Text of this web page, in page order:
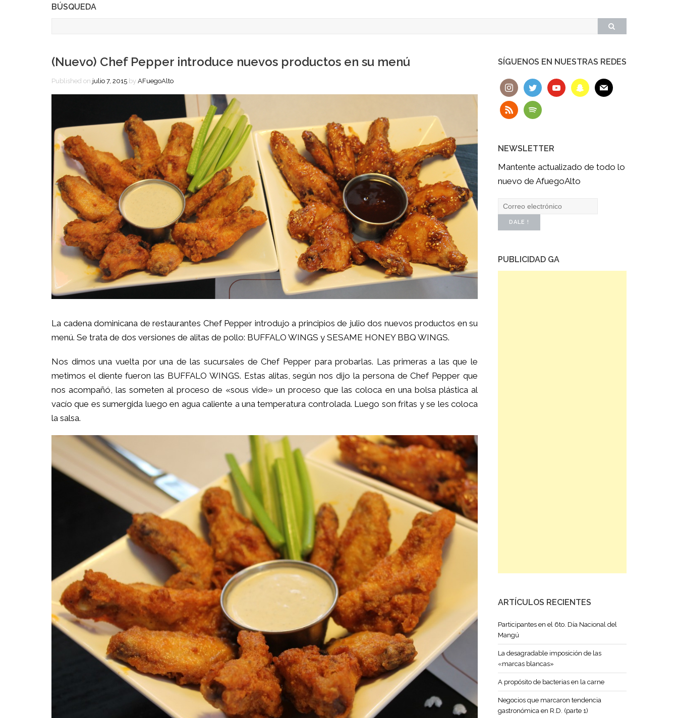
BÚSQUEDA
(Nuevo) Chef Pepper introduce nuevos productos en su menú
Published on julio 7, 2015 by AFuegoAlto
La cadena dominicana de restaurantes Chef Pepper introdujo a principios de julio dos nuevos productos en su
menú. Se trata de dos versiones de alitas de pollo: BUFFALO WINGS y SESAME HONEY BBQ WINGS.
Nos dimos una vuelta por una de las sucursales de Chef Pepper para probarlas. Las primeras a las que le
metimos el diente fueron las BUFFALO WINGS. Estas alitas, según nos dijo la persona de Chef Pepper que
nos acompañó, las someten al proceso de «sous vide» un proceso que las coloca en una bolsa plástica al
vacío que es sumergida luego en agua caliente a una temperatura controlada. Luego son fritas y se les coloca
la salsa.
SÍGUENOS EN NUESTRAS REDES
NEWSLETTER
Mantente actualizado de todo lo
nuevo de AfuegoAlto
PUBLICIDAD GA
ARTÍCULOS RECIENTES
Participantes en el 6to. Día Nacional del
Mangú
La desagradable imposición de las
«marcas blancas»
A propósito de bacterias en la carne
Negocios que marcaron tendencia
gastronómica en R.D. (parte 1)